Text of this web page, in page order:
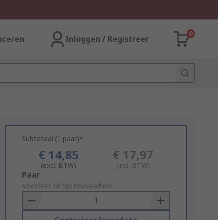
Inloggen / Registreer
0
Subtotaal (1 paar)*
€ 14,85
(excl. BTW)
€ 17,97
(incl. BTW)
Add
to
Basket
Paar
selecteer of typ hoeveelheid